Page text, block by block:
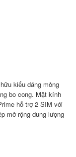
kiểu dáng mỏng
bo cong. Mặt kính
hỗ trợ 2 SIM với
mở rộng dung lượng